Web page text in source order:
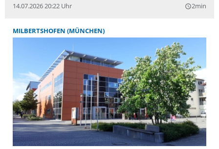
14.07.2026 20:22 Uhr query_builder2min
MILBERTSHOFEN (MÜNCHEN)